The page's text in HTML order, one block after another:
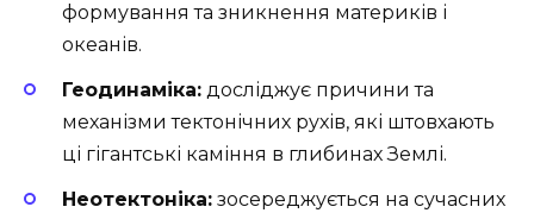
формування та зникнення материків і
океанів.
Геодинаміка: досліджує причини та
механізми тектонічних рухів, які штовхають
ці гігантські каміння в глибинах Землі.
Неотектоніка: зосереджується на сучасних